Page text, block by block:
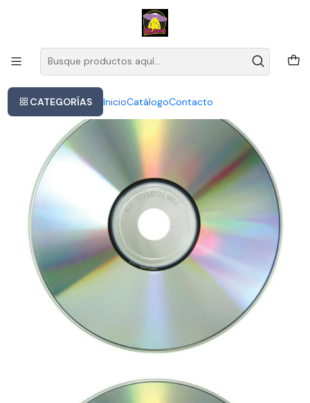
CATEGORÍAS InicioCatálogoContacto
Este es el texto del slide